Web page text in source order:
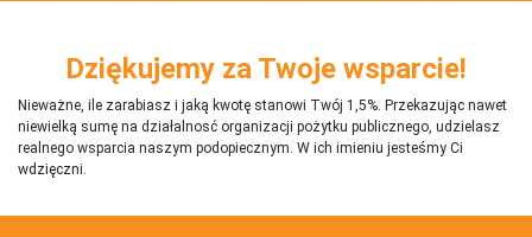
Dziękujemy za Twoje wsparcie!
Nieważne, ile zarabiasz i jaką kwotę stanowi Twój 1,5%. Przekazując nawet
niewielką sumę na działalnosć organizacji pożytku publicznego, udzielasz
realnego wsparcia naszym podopiecznym. W ich imieniu jesteśmy Ci
wdzięczni.